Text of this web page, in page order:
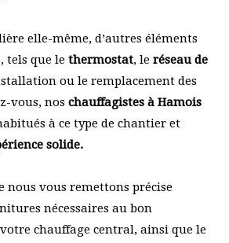
elle-même, d’autres éléments
tels que le thermostat, le réseau de
ou le remplacement des
vous, nos chauffagistes à Hamois
à ce type de chantier et
solide.
nous vous remettons précise
nécessaires au bon
chauffage central, ainsi que le